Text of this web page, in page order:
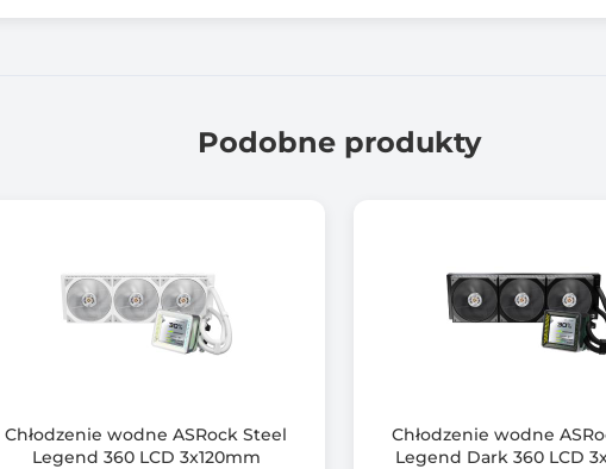
Liczba wentylatorów: 2
Podłączenie: 4-pin PWM
Materiał - finy: aluminium
Materiał - podstawa: miedź
Akcesoria: pasta termoprzewodząca, zestaw montażowy
Certyfikaty: CE, UKCA, UL, TÜV
Podobne produkty
Chłodzenie wodne ASRock Steel
Legend 360 LCD 3x120mm
Chłodzenie wodne
Legend Dark 360 LCD